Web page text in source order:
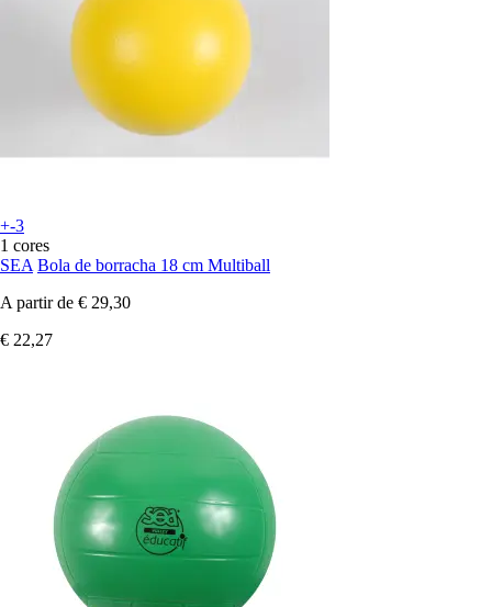
+-3
1 cores
SEA Bola de borracha 18 cm Multiball
A partir de € 29,30
€ 22,27